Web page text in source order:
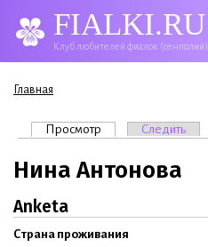
FIALKI.RU
Клуб любителей фиалок (сенполий)
Вы здесь
Главная
Главные вкладки
Просмотр (активная вкладка)
Следить
Нина Антонова
Anketa
Страна проживания